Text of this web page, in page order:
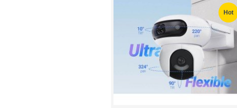
Hot